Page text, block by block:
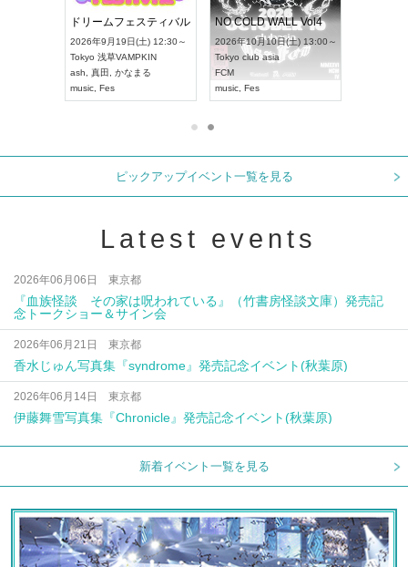
ドリームフェスティバル
2026年9月19日(土) 12:30～
Tokyo 浅草VAMPKIN
ash
真田
かなまる
music Fes
NO COLD WALL Vol4
2026年10月10日(土) 13:00～
Tokyo club asia
FCM
music Fes
ピックアップイベント一覧を見る
Latest events
2026年06月06日 東京都
『血族怪談 その家は呪われている』（竹書房怪談文庫）発売記
念トークショー＆サイン会
2026年06月21日 東京都
香水じゅん写真集『syndrome』発売記念イベント(秋葉原)
2026年06月14日 東京都
伊藤舞雪写真集『Chronicle』発売記念イベント(秋葉原)
新着イベント一覧を見る